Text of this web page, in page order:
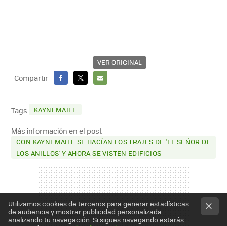
VER ORIGINAL
Compartir
FACEBOOK
X
E-
Tags KAYNEMAILE
Más información en el post
CON KAYNEMAILE SE HACÍAN LOS TRAJES DE 'EL SEÑOR DE
LOS ANILLOS' Y AHORA SE VISTEN EDIFICIOS
Utilizamos cookies de terceros para generar estadísticas
de audiencia y mostrar publicidad personalizada
analizando tu navegación. Si sigues navegando estarás